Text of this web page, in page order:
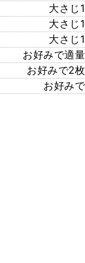
大さじ1
大さじ1
大さじ1
お好みで適量
お好みで2枚
お好みで